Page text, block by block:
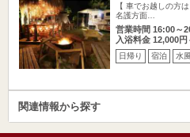
【 車でお越しの方
名護方面…
営業時間 16:00～
入浴料金 12,000円
日帰り 宿泊 水
関連情報から探す